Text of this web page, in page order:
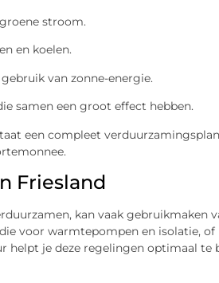
stroom.
en koelen.
van zonne-energie.
samen een groot effect hebben.
een compleet
Friesland
kan vaak gebruikmaken
voor warmtepompen en isolatie,
helpt je deze regelingen optimaal te